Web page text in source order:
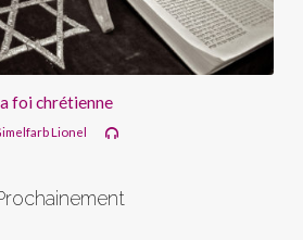
foi chrétienne
Lionel